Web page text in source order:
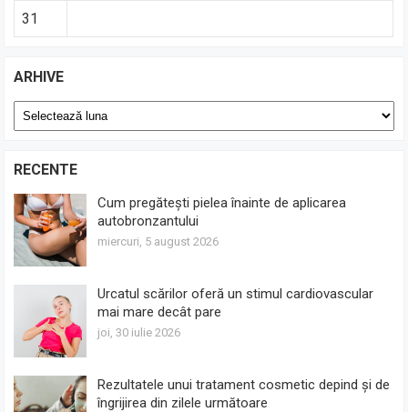
31
ARHIVE
Arhive
RECENTE
Cum pregătești pielea înainte de aplicarea
autobronzantului
miercuri, 5 august 2026
Urcatul scărilor oferă un stimul cardiovascular
mai mare decât pare
joi, 30 iulie 2026
Rezultatele unui tratament cosmetic depind și de
îngrijirea din zilele următoare